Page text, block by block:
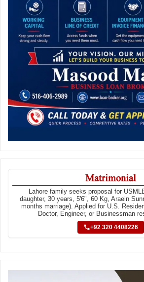
Matrimonial
Lahore family seeks proposal for
daughter, 30 years, 5'6", 60 Kg, Araein
months marriage). Applied for U.S.
Doctor, Engineer, or Businessman
+92 320 4408226